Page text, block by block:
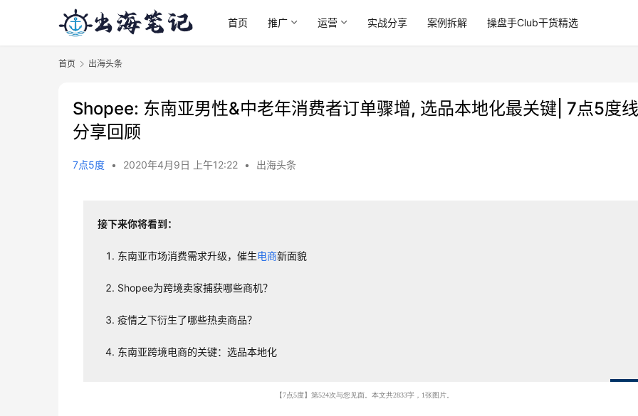
首页 推广 运营 实战分享 案例拆解 操盘手Club干货精选
首页 出海头条
Shopee: 东南亚男性&中老年消费者订单骤增, 选品本地化最关键| 7点5度
分享回顾
7点5度 • 2020年4月9日 上午12:22 • 出海头条
接下来你将看到：
东南亚市场消费需求升级，催生电商新面貌
Shopee为跨境卖家捕获哪些商机？
疫情之下衍生了哪些热卖商品？
东南亚跨境电商的关键：选品本地化
【7点5度】第524次与您见面。本文共2833字，1张图片。